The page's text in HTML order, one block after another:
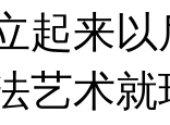
起来
艺术